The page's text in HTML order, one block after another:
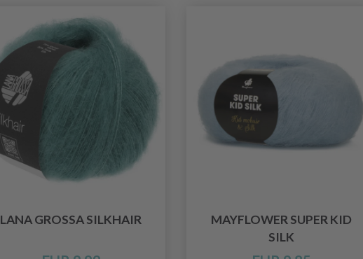
LANA GROSSA SILKHAIR
MAYFLOWER SUPER KID
SILK